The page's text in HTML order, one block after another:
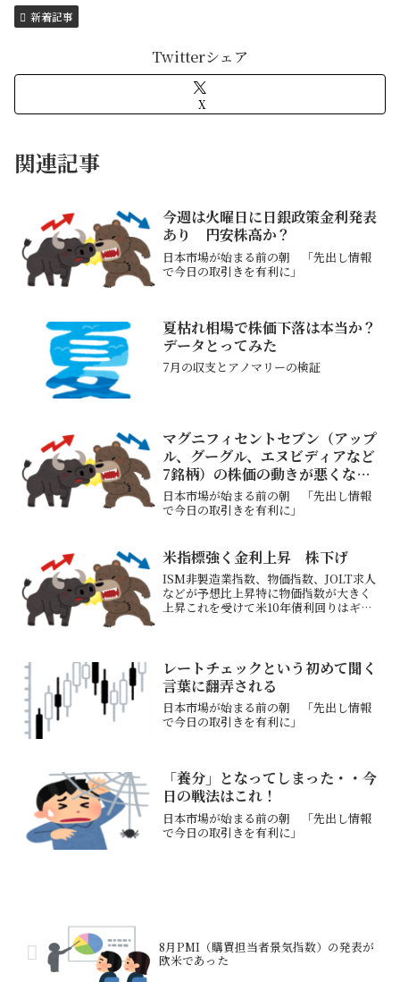
新着記事
Twitterシェア
X
関連記事
今週は火曜日に日銀政策金利発表
あり 円安株高か？
日本市場が始まる前の朝 「先出し情報
で今日の取引きを有利に」
夏枯れ相場で株価下落は本当か？
データとってみた
7月の収支とアノマリーの検証
マグニフィセントセブン（アップ
ル、グーグル、エヌビディアなど
7銘柄）の株価の動きが悪くなっ
た
日本市場が始まる前の朝 「先出し情報
で今日の取引きを有利に」
米指標強く金利上昇 株下げ
ISM非製造業指数、物価指数、JOLT求人
などが予想比上昇特に物価指数が大きく
上昇これを受けて米10年債利回りはギャ
週末に雇用統...
レートチェックという初めて聞く
言葉に翻弄される
日本市場が始まる前の朝 「先出し情報
で今日の取引きを有利に」
「養分」となってしまった・・今
日の戦法はこれ！
日本市場が始まる前の朝 「先出し情報
で今日の取引きを有利に」
8月PMI（購買担当者景気指数）の発表が
欧米であった